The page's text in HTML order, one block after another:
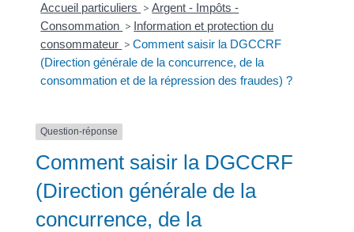
Accueil particuliers > Argent - Impôts -
Consommation > Information et protection du
consommateur > Comment saisir la DGCCRF
(Direction générale de la concurrence, de la
consommation et de la répression des fraudes) ?
Question-réponse
Comment saisir la DGCCRF
(Direction générale de la
concurrence, de la